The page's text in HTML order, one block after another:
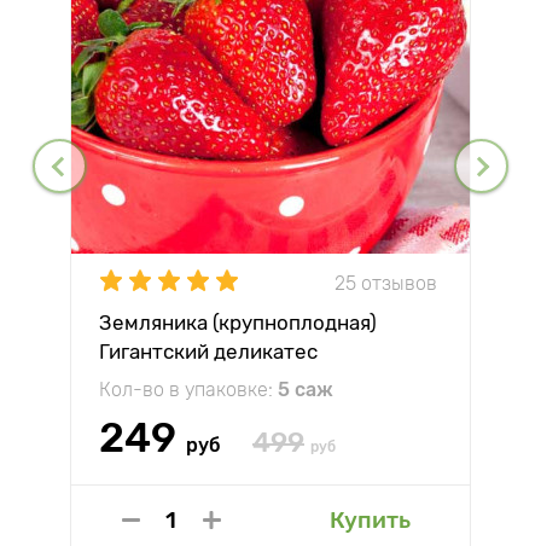
25 отзывов
Земляника (крупноплодная)
Гигантский деликатес
Кол-во в упаковке: 5 саж
249 руб 499 руб
Купить